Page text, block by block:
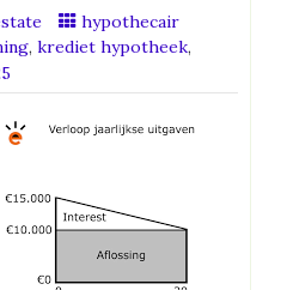
hypothecair
, krediet hypotheek,